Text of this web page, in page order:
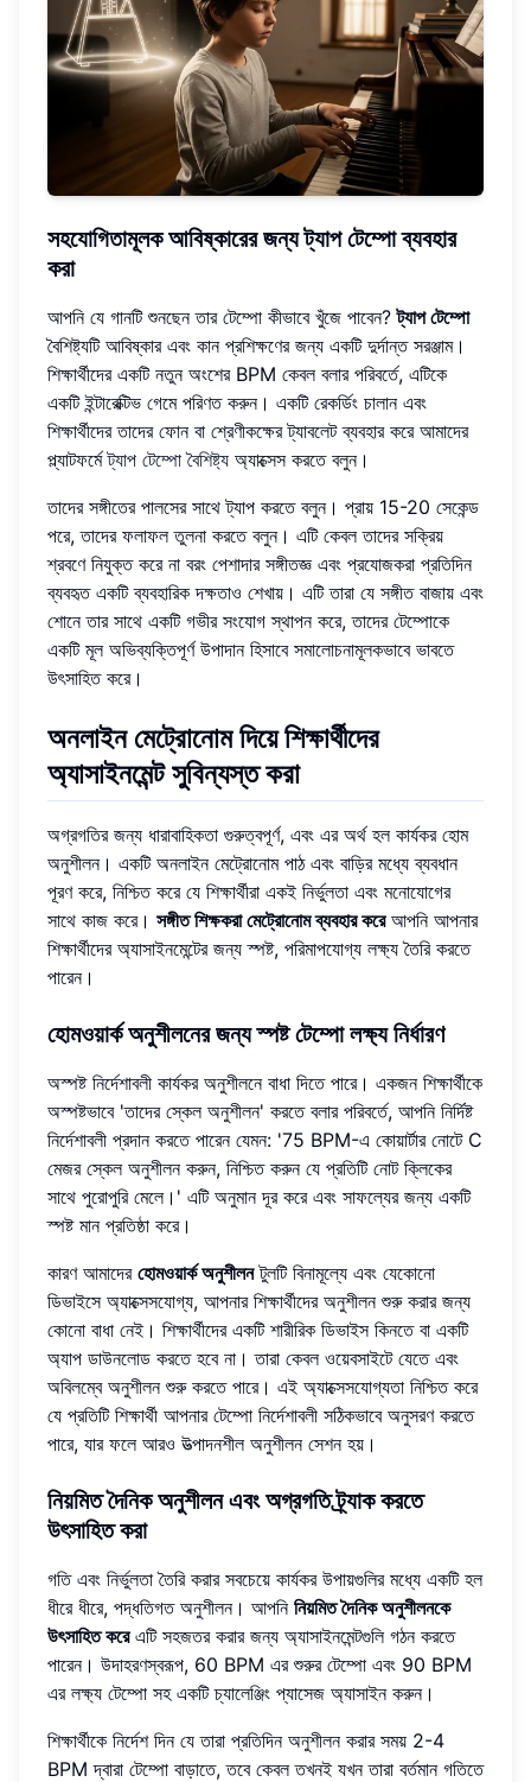
সহযোগিতামূলক আবিষ্কারের জন্য ট্যাপ টেম্পো ব্যবহার
করা
আপনি যে গানটি শুনছেন তার টেম্পো কীভাবে খুঁজে পাবেন?ট্যাপ টেম্পো
বৈশিষ্ট্যটি আবিষ্কার এবং কান প্রশিক্ষণের জন্য একটি দুর্দান্ত সরঞ্জাম।
শিক্ষার্থীদের একটি নতুন অংশের BPM কেবল বলার পরিবর্তে, এটিকে
একটি ইন্টারেক্টিভ গেমে পরিণত করুন। একটি রেকর্ডিং চালান এবং
শিক্ষার্থীদের তাদের ফোন বা শ্রেণীকক্ষের ট্যাবলেট ব্যবহার করে আমাদের
প্ল্যাটফর্মেট্যাপ টেম্পো বৈশিষ্ট্য অ্যাক্সেস করতে বলুন।
তাদের সঙ্গীতের পালসের সাথে ট্যাপ করতে বলুন। প্রায় 15-20 সেকেন্ড
পরে, তাদের ফলাফল তুলনা করতে বলুন। এটি কেবল তাদের সক্রিয়
শ্রবণে নিযুক্ত করে না বরং পেশাদার সঙ্গীতজ্ঞ এবং প্রযোজকরা প্রতিদিন
ব্যবহৃত একটি ব্যবহারিক দক্ষতাও শেখায়। এটি তারা যে সঙ্গীত বাজায় এবং
শোনে তার সাথে একটি গভীর সংযোগ স্থাপন করে, তাদের টেম্পোকে
একটি মূল অভিব্যক্তিপূর্ণ উপাদান হিসাবে সমালোচনামূলকভাবে ভাবতে
উৎসাহিত করে।
অনলাইন মেট্রোনোম দিয়ে শিক্ষার্থীদের
অ্যাসাইনমেন্ট সুবিন্যস্ত করা
অগ্রগতির জন্য ধারাবাহিকতা গুরুত্বপূর্ণ, এবং এর অর্থ হল কার্যকর হোম
অনুশীলন। একটি অনলাইন মেট্রোনোম পাঠ এবং বাড়ির মধ্যে ব্যবধান
পূরণ করে, নিশ্চিত করে যে শিক্ষার্থীরা একই নির্ভুলতা এবং মনোযোগের
সাথে কাজ করে। সঙ্গীত শিক্ষকরা মেট্রোনোম ব্যবহার করেআপনি আপনার
শিক্ষার্থীদের অ্যাসাইনমেন্টের জন্য স্পষ্ট, পরিমাপযোগ্য লক্ষ্য তৈরি করতে
পারেন।
হোমওয়ার্ক অনুশীলনের জন্য স্পষ্ট টেম্পো লক্ষ্য নির্ধারণ
অস্পষ্ট নির্দেশাবলী কার্যকর অনুশীলনে বাধা দিতে পারে। একজন শিক্ষার্থীকে
অস্পষ্টভাবে 'তাদের স্কেল অনুশীলন' করতে বলার পরিবর্তে, আপনি নির্দিষ্ট
নির্দেশাবলী প্রদান করতে পারেন যেমন: '75 BPM-এ কোয়ার্টার নোটে C
মেজর স্কেল অনুশীলন করুন, নিশ্চিত করুন যে প্রতিটি নোট ক্লিকের
সাথে পুরোপুরি মেলে।' এটি অনুমান দূর করে এবং সাফল্যের জন্য একটি
স্পষ্ট মান প্রতিষ্ঠা করে।
কারণ আমাদের হোমওয়ার্ক অনুশীলনটুলটি বিনামূল্যে এবং যেকোনো
ডিভাইসে অ্যাক্সেসযোগ্য, আপনার শিক্ষার্থীদের অনুশীলন শুরু করার জন্য
কোনো বাধা নেই। শিক্ষার্থীদের একটি শারীরিক ডিভাইস কিনতে বা একটি
অ্যাপ ডাউনলোড করতে হবে না। তারা কেবল ওয়েবসাইটে যেতে এবং
অবিলম্বে অনুশীলন শুরু করতে পারে। এই অ্যাক্সেসযোগ্যতা নিশ্চিত করে
যে প্রতিটি শিক্ষার্থী আপনার টেম্পো নির্দেশাবলী সঠিকভাবে অনুসরণ করতে
পারে, যার ফলে আরও উত্পাদনশীল অনুশীলন সেশন হয়।
নিয়মিত দৈনিক অনুশীলন এবং অগ্রগতি ট্র্যাক করতে
উৎসাহিত করা
গতি এবং নির্ভুলতা তৈরি করার সবচেয়ে কার্যকর উপায়গুলির মধ্যে একটি হল
ধীরে ধীরে, পদ্ধতিগত অনুশীলন। আপনি নিয়মিত দৈনিক অনুশীলনকে
উৎসাহিত করেএটি সহজতর করার জন্য অ্যাসাইনমেন্টগুলি গঠন করতে
পারেন। উদাহরণস্বরূপ, 60 BPM এর শুরুর টেম্পো এবং 90 BPM
এর লক্ষ্য টেম্পো সহ একটি চ্যালেঞ্জিং প্যাসেজ অ্যাসাইন করুন।
শিক্ষার্থীকে নির্দেশ দিন যে তারা প্রতিদিন অনুশীলন করার সময় 2-4
BPM দ্বারা টেম্পো বাড়াতে, তবে কেবল তখনই যখন তারা বর্তমান গতিতে